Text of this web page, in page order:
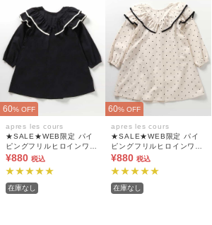
60% OFF
apres les cours
★SALE★WEB限定 パイ
ピングフリルヒロインワン
ピース
¥880 税込
在庫なし
60% OFF
apres les cours
★SALE★WEB限定 パイ
ピングフリルヒロインワン
ピース
¥880 税込
在庫なし